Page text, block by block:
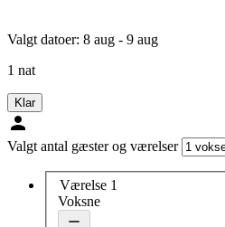
Valgt datoer: 8 aug - 9 aug
1 nat
Klar
Valgt antal gæster og værelser
Værelse 1
Voksne